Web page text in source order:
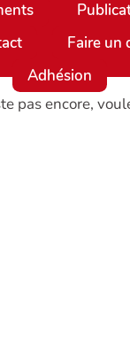
Faire un
Adhésion
pas encore,